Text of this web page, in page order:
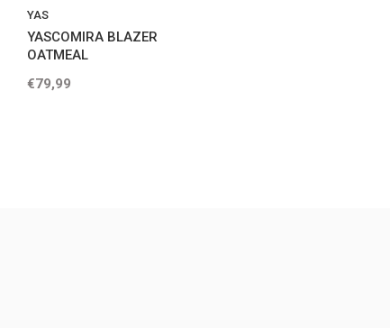
YAS
YASCOMIRA BLAZER
OATMEAL
€79,99